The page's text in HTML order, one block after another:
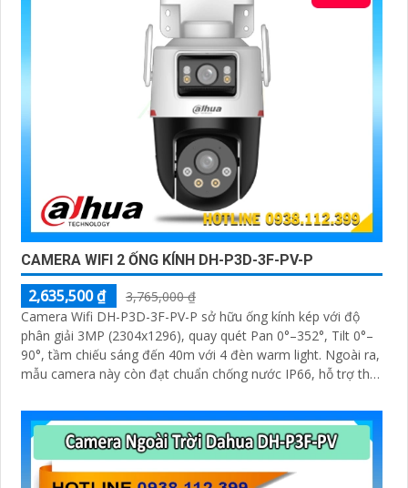
CAMERA WIFI 2 ỐNG KÍNH DH-P3D-3F-PV-P
2,635,500 ₫
3,765,000 ₫
Camera Wifi DH-P3D-3F-PV-P sở hữu ống kính kép với độ
phân giải 3MP (2304x1296), quay quét Pan 0°–352°, Tilt 0°–
90°, tầm chiếu sáng đến 40m với 4 đèn warm light. Ngoài ra,
mẫu camera này còn đạt chuẩn chống nước IP66, hỗ trợ thẻ